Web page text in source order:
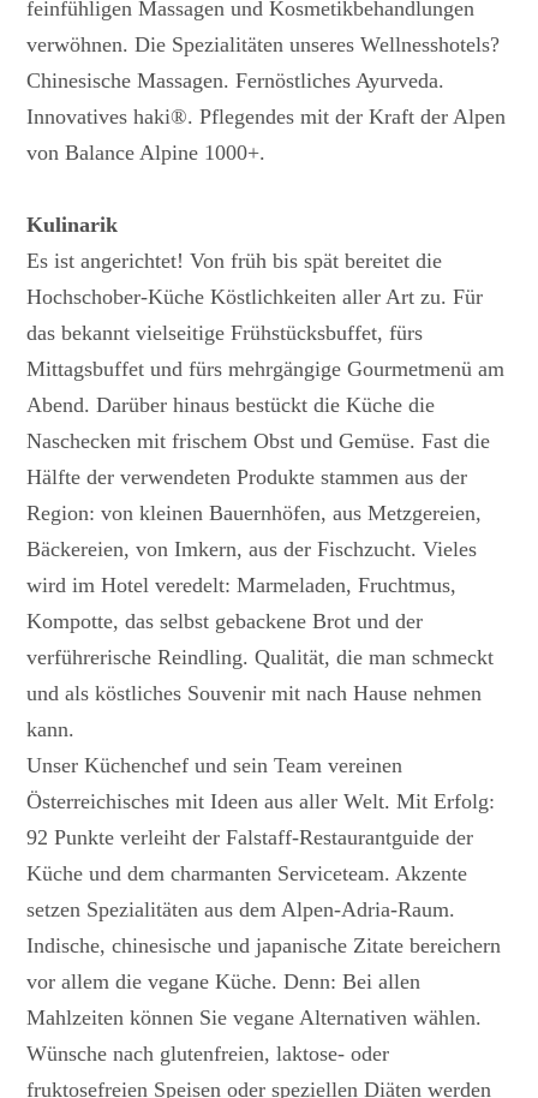
feinfühligen Massagen und Kosmetikbehandlungen
verwöhnen. Die Spezialitäten unseres Wellnesshotels?
Chinesische Massagen. Fernöstliches Ayurveda.
Innovatives haki®. Pflegendes mit der Kraft der Alpen
von Balance Alpine 1000+.
Kulinarik
Es ist angerichtet! Von früh bis spät bereitet die
Hochschober-Küche Köstlichkeiten aller Art zu. Für
das bekannt vielseitige Frühstücksbuffet, fürs
Mittagsbuffet und fürs mehrgängige Gourmetmenü am
Abend. Darüber hinaus bestückt die Küche die
Naschecken mit frischem Obst und Gemüse. Fast die
Hälfte der verwendeten Produkte stammen aus der
Region: von kleinen Bauernhöfen, aus Metzgereien,
Bäckereien, von Imkern, aus der Fischzucht. Vieles
wird im Hotel veredelt: Marmeladen, Fruchtmus,
Kompotte, das selbst gebackene Brot und der
verführerische Reindling. Qualität, die man schmeckt
und als köstliches Souvenir mit nach Hause nehmen
kann.
Unser Küchenchef und sein Team vereinen
Österreichisches mit Ideen aus aller Welt. Mit Erfolg:
92 Punkte verleiht der Falstaff-Restaurantguide der
Küche und dem charmanten Serviceteam. Akzente
setzen Spezialitäten aus dem Alpen-Adria-Raum.
Indische, chinesische und japanische Zitate bereichern
vor allem die vegane Küche. Denn: Bei allen
Mahlzeiten können Sie vegane Alternativen wählen.
Wünsche nach glutenfreien, laktose- oder
fruktosefreien Speisen oder speziellen Diäten werden